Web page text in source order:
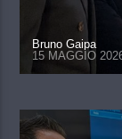
Bruno Gaipa
15 MAGGIO